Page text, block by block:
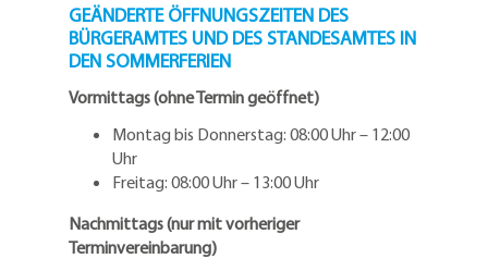
GEÄNDERTE ÖFFNUNGSZEITEN DES
BÜRGERAMTES UND DES STANDESAMTES IN
DEN SOMMERFERIEN
Vormittags (ohne Termin geöffnet)
Montag bis Donnerstag: 08:00 Uhr – 12:00
Uhr
Freitag: 08:00 Uhr – 13:00 Uhr
Nachmittags (nur mit vorheriger
Terminvereinbarung)